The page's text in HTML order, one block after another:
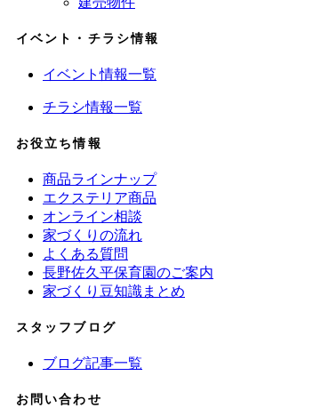
イベント・チラシ情報
イベント情報一覧
チラシ情報一覧
お役立ち情報
商品ラインナップ
エクステリア商品
オンライン相談
家づくりの流れ
よくある質問
長野佐久平保育園のご案内
家づくり豆知識まとめ
スタッフブログ
ブログ記事一覧
お問い合わせ